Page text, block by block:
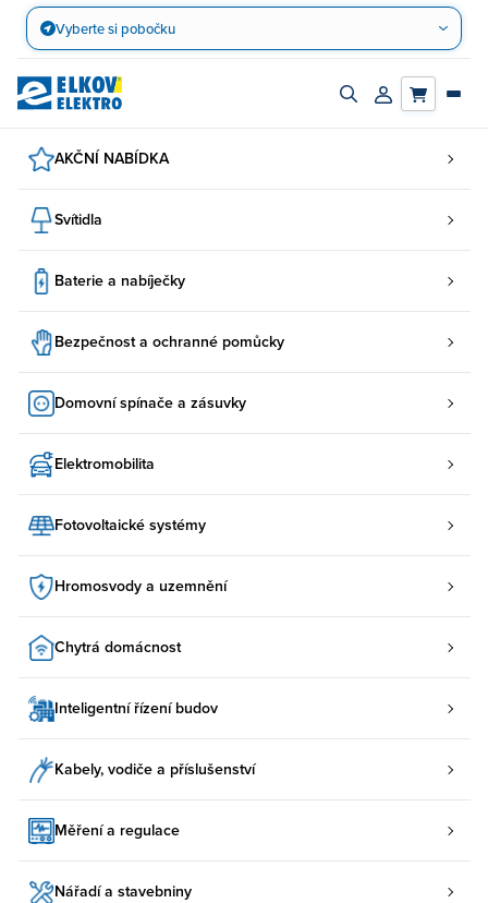
Přejít
obsah
Vyberte si pobočku
Zapnout/vypnout
Přihlásit/
AKČNÍ NABÍDKA
Svítidla
Baterie a nabíječky
Bezpečnost a ochranné pomůcky
Domovní spínače a zásuvky
Elektromobilita
Fotovoltaické systémy
Hromosvody a uzemnění
Chytrá domácnost
Inteligentní řízení budov
Kabely, vodiče a příslušenství
Měření a regulace
Nářadí a stavebniny